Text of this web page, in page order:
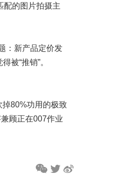
配的图片拍摄主
：新产品定价发
被“推销”。
掉80%功用的极致
顾正在007作业